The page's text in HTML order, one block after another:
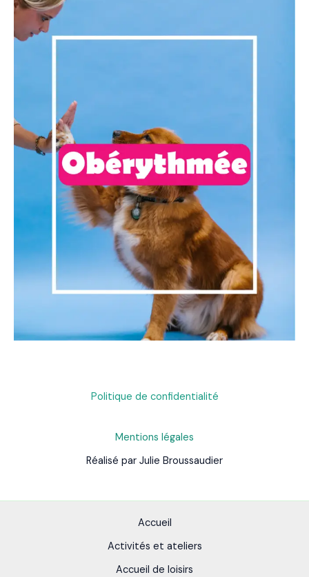
Politique de confidentialité
Mentions légales
Réalisé par Julie Broussaudier
Accueil
Activités et ateliers
Accueil de loisirs